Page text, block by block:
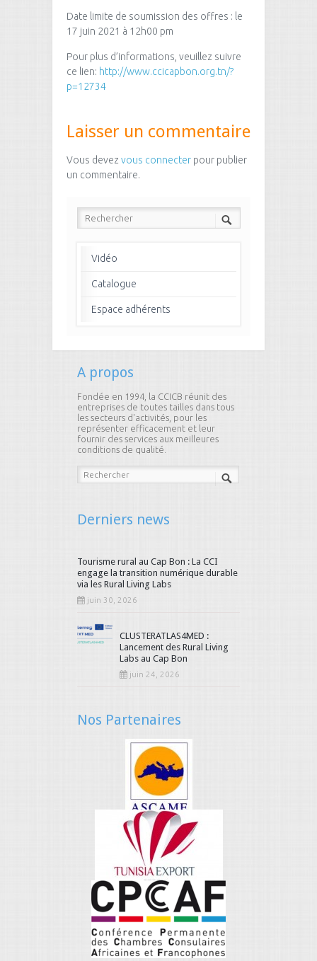
Date limite de soumission des offres : le
17 juin 2021 à 12h00 pm
Pour plus d’informations, veuillez suivre
ce lien: http://www.ccicapbon.org.tn/?
p=12734
Laisser un commentaire
Vous devez vous connecter pour publier
un commentaire.
Vidéo
Catalogue
Espace adhérents
A propos
Fondée en 1994, la CCICB réunit des
entreprises de toutes tailles dans tous
les secteurs d'activités, pour les
représenter efficacement et leur
fournir des services aux meilleures
conditions de qualité.
Derniers news
Tourisme rural au Cap Bon : La CCI
engage la transition numérique durable
via les Rural Living Labs
juin 30, 2026
CLUSTERATLAS4MED :
Lancement des Rural Living
Labs au Cap Bon
juin 24, 2026
Nos Partenaires